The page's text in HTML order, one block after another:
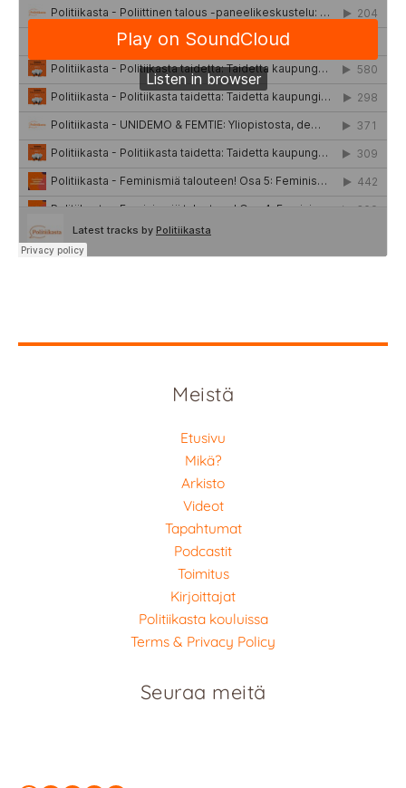
Meistä
Etusivu
Mikä?
Arkisto
Videot
Tapahtumat
Podcastit
Toimitus
Kirjoittajat
Politiikasta kouluissa
Terms & Privacy Policy
Seuraa meitä